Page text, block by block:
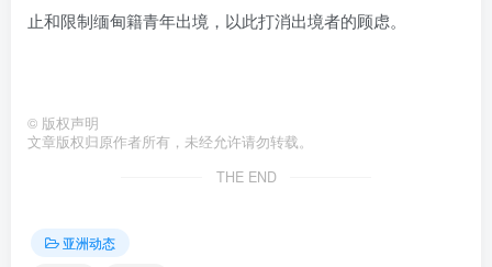
止和限制缅甸籍青年出境，以此打消出境者的顾虑。
© 版权声明
文章版权归原作者所有，未经允许请勿转载。
THE END
亚洲动态